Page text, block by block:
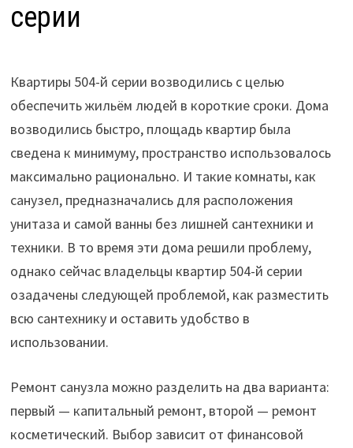
серии
Квартиры 504-й серии возводились с целью
обеспечить жильём людей в короткие сроки. Дома
возводились быстро, площадь квартир была
сведена к минимуму, пространство использовалось
максимально рационально. И такие комнаты, как
санузел, предназначались для расположения
унитаза и самой ванны без лишней сантехники и
техники. В то время эти дома решили проблему,
однако сейчас владельцы квартир 504-й серии
озадачены следующей проблемой, как разместить
всю сантехнику и оставить удобство в
использовании.
Ремонт санузла можно разделить на два варианта:
первый — капитальный ремонт, второй — ремонт
косметический. Выбор зависит от финансовой